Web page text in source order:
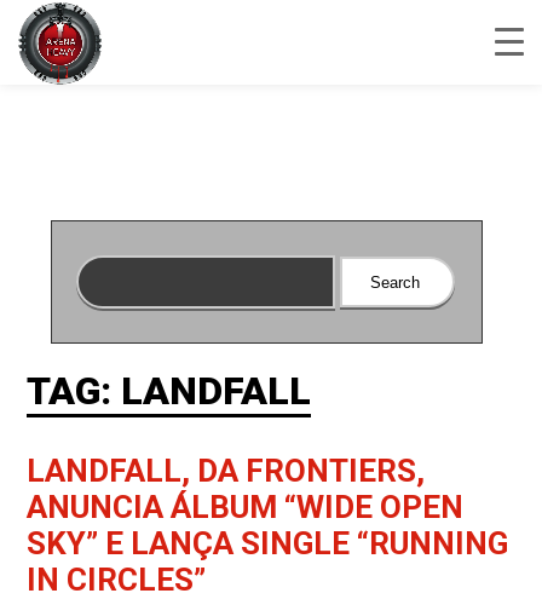
TAG: LANDFALL
LANDFALL, DA FRONTIERS,
ANUNCIA ÁLBUM “WIDE OPEN
SKY” E LANÇA SINGLE “RUNNING
IN CIRCLES”